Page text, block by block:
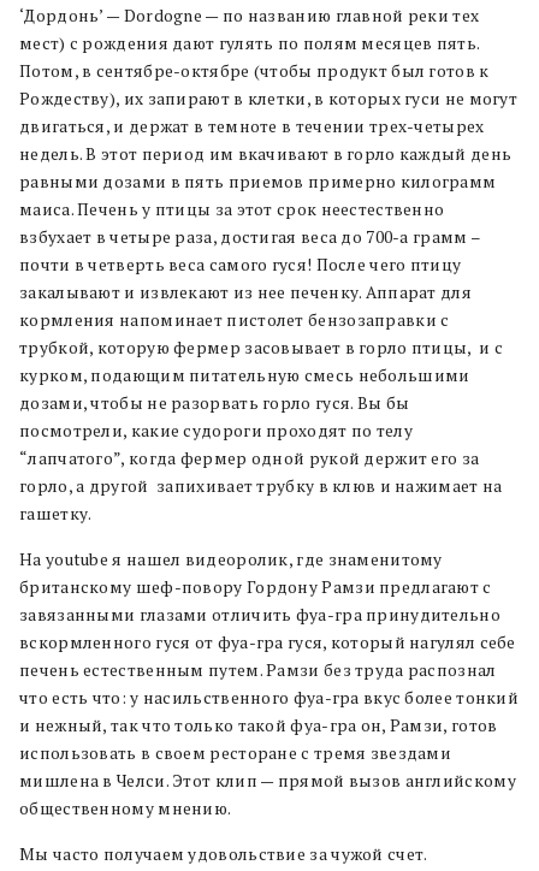
‘Дордонь’ — Dordogne — по названию главной реки тех
мест) с рождения дают гулять по полям месяцев пять.
Потом, в сентябре-октябре (чтобы продукт был готов к
Рождеству), их запирают в клетки, в которых гуси не могут
двигаться, и держат в темноте в течении трех-четырех
недель. В этот период им вкачивают в горло каждый день
равными дозами в пять приемов примерно килограмм
маиса. Печень у птицы за этот срок неестественно
взбухает в четыре раза, достигая веса до 700-а грамм –
почти в четверть веса самого гуся! После чего птицу
закалывают и извлекают из нее печенку. Аппарат для
кормления напоминает пистолет бензозаправки с
трубкой, которую фермер засовывает в горло птицы, и с
курком, подающим питательную смесь небольшими
дозами, чтобы не разорвать горло гуся. Вы бы
посмотрели, какие судороги проходят по телу
“лапчатого”, когда фермер одной рукой держит его за
горло, а другой запихивает трубку в клюв и нажимает на
гашетку.
На youtube я нашел видеоролик, где знаменитому
британскому шеф-повору Гордону Рамзи предлагают с
завязанными глазами отличить фуа-гра принудительно
вскормленного гуся от фуа-гра гуся, который нагулял себе
печень естественным путем. Рамзи без труда распознал
что есть что: у насильственного фуа-гра вкус более тонкий
и нежный, так что только такой фуа-гра он, Рамзи, готов
использовать в своем ресторане с тремя звездами
мишлена в Челси. Этот клип — прямой вызов английскому
общественному мнению.
Мы часто получаем удовольствие за чужой счет.